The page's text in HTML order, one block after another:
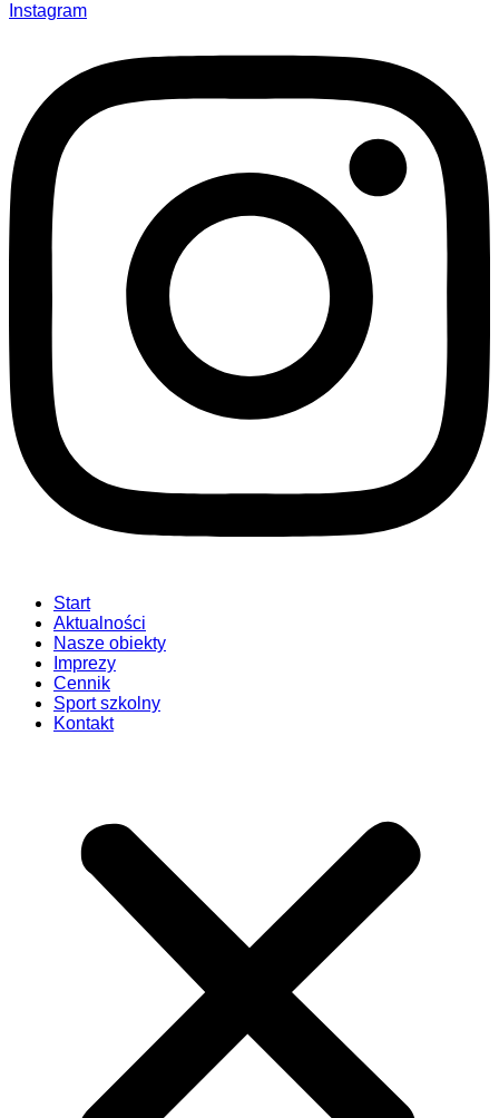
Instagram
Start
Aktualności
Nasze obiekty
Imprezy
Cennik
Sport szkolny
Kontakt